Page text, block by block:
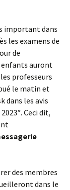
important dans
les examens de
de
enfants auront
professeurs
le matin et
dans les avis
Ceci dit,
des membres
dans le